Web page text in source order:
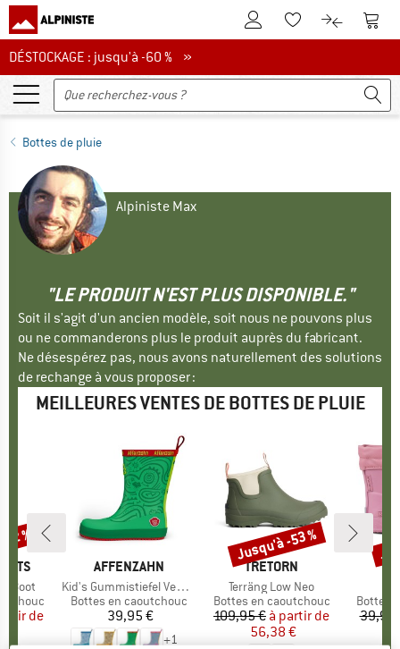
Vers le compte client
Vers la liste
Vers le
DÉSTOCKAGE : jusqu'à -60 %
DÉSTOCKAGE : jusqu'à -60 % »
Bottes de pluie
Alpiniste Max
"LE PRODUIT N'EST PLUS DISPONIBLE."
Soit il s'agit d'un ancien modèle, soit nous ne pouvons plus
ou ne commanderons plus le produit auprès du fabricant.
Ne désespérez pas, nous avons naturellement des solutions
de rechange à vous proposer :
MEILLEURES VENTES DE BOTTES DE PLUIE
Boot
réduit
de
%
MARQUE
AFFENZAHN
Article
Kid's Gummistiefel Vegan Plashy
Product group
Bottes en caoutchouc
Prix
39,95 €
+1
MARQUE
TRETORN
Article
Terräng Low Neo
Product group
Bottes en caoutchouc
Prix
109,95 € Prix réduit
à partir de
56,38 €
Remise
Jusqu'à -53 %
Bottes
39,95